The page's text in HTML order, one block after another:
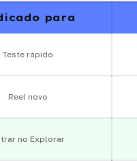
para
Teste rápido
Reel novo
no Explorar